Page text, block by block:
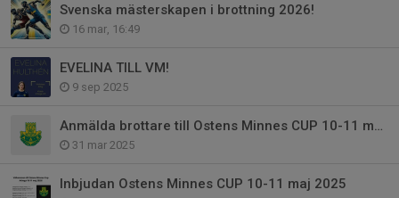
Svenska mästerskapen i brottning 2026!
16 mar, 16:49
EVELINA TILL VM!
9 sep 2025
Anmälda brottare till Ostens Minnes CUP 10-11 maj 2025
31 mar 2025
Inbjudan Ostens Minnes CUP 10-11 maj 2025